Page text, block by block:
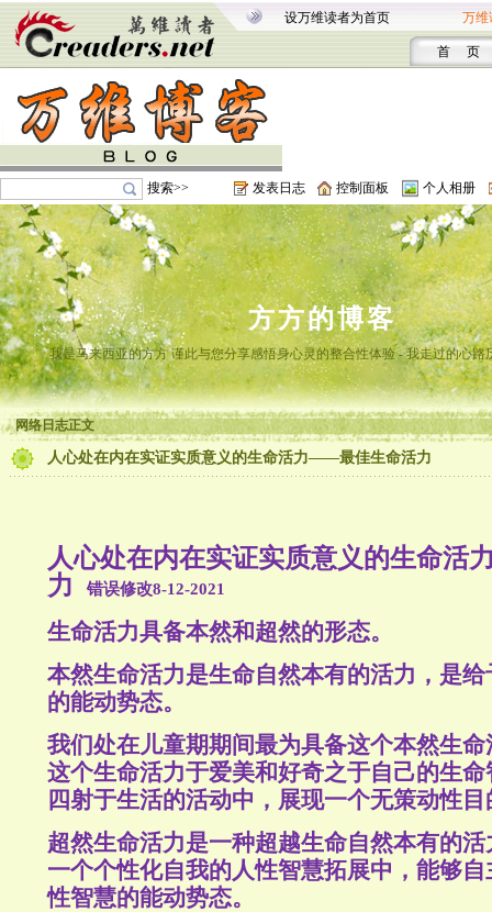
设万维读者为首页 万维
首 页
搜索>> 发表日志 控制面板 个人相册
方方的博客
我是马来西亚的方方 谨此与您分享感悟身心灵的整合性体验 - 我走过的心路
网络日志正文
人心处在内在实证实质意义的生命活力——最佳生命活力
人心处在内在实证实质意义的生命
力
错误修改8-12-2021
生命活力具备本然和超然的形态。
本然生命活力是生命自然本有的活力，是
的能动势态。
我们处在儿童期期间最为具备这个本然生
这个生命活力于爱美和好奇之于自己的生
四射于生活的活动中，展现一个无策动性
超然生命活力是一种超越生命自然本有的
一个个性化自我的人性智慧拓展中，能够
性智慧的能动势态。